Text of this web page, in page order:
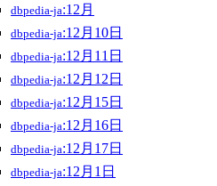
dbpedia-ja:12月
dbpedia-ja:12月10日
dbpedia-ja:12月11日
dbpedia-ja:12月12日
dbpedia-ja:12月15日
dbpedia-ja:12月16日
dbpedia-ja:12月17日
dbpedia-ja:12月1日